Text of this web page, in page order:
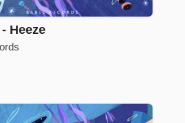
Heeze